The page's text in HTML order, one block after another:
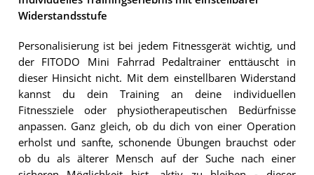
Widerstandsstufe
Personalisierung ist bei jedem Fitnessgerät wichtig, und
der FITODO Mini Fahrrad Pedaltrainer enttäuscht in
dieser Hinsicht nicht. Mit dem einstellbaren Widerstand
kannst du dein Training an deine individuellen
Fitnessziele oder physiotherapeutischen Bedürfnisse
anpassen. Ganz gleich, ob du dich von einer Operation
erholst und sanfte, schonende Übungen brauchst oder
ob du als älterer Mensch auf der Suche nach einer